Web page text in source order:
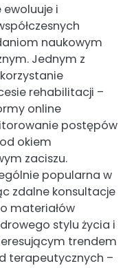
i
naukowym
Jednym z
rehabilitacji –
online
postępów
okiem
zaciszu.
popularna w
zdalne konsultacje
materiałów
stylu życia i
trendem
terapeutycznych –